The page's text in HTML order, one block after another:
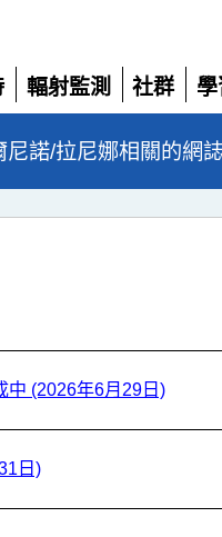
輻射監測
展
開
社群
展
開
學
展
開
尼諾/拉尼娜相關的網
中 (2026年6月29日)
日)